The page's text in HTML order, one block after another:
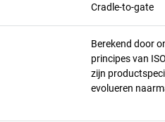
Cradle-to-gate
Berekend door
principes van
zijn
evolueren